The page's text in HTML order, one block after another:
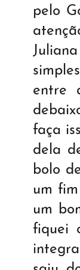
pelo
entre
faça
dela
bolo
um
um
fiquei